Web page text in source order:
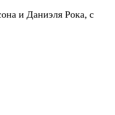
и Даниэля Рока, с